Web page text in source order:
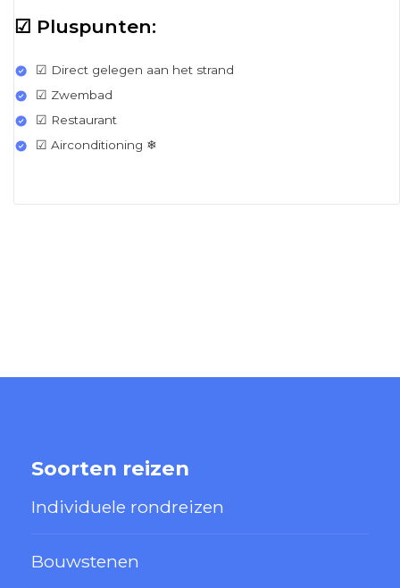
☑ Pluspunten:
☑ Direct gelegen aan het strand
☑ Zwembad
☑ Restaurant
☑ Airconditioning ❄
Soorten reizen
Individuele rondreizen
Bouwstenen